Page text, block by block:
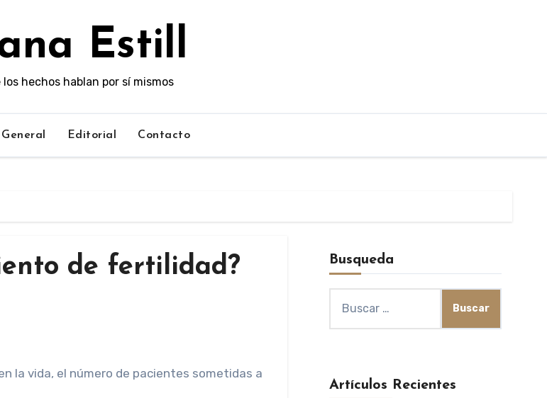
Estill
los hechos hablan por sí mismos
General Editorial Contacto
de fertilidad? Busqueda
Artículos Recientes